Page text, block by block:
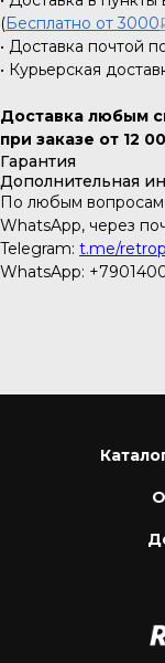
(Бесплатно от 3000
• Доставка почтой
• Курьерская
Доставка любым
при заказе от 12
Гарантия
Дополнительная
По любым вопросам
WhatsApp, через
Telegram: t.me/
WhatsApp: